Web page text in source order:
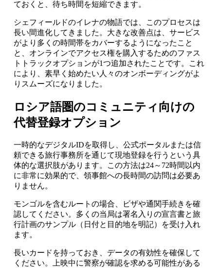
ておくと、待ち時間を短縮できます。
シェフィールドのイレナの物語では、このプロセスは
長い間進化してきました。大きな改善点は、サービス
がより多くの時間帯をカバーするようになったこと
と、オンラインでアクセス権を購入するためのファス
トトラックオプションが1つ追加されたことです。これ
により、素早く始めたい人々のオンボーディングがよ
りスムーズになりました。
ロシア語圏のコミュニティ向けの
代替登録オプション
一時的なデジタルIDを取得し、公式ポータルまたは信
頼できる旅行事務所を通じて現地登録を行うという具
体的な選択肢があります。この方法は24～72時間以内
に非常に効果的で、領事館への長時間の訪問は必要あ
りません。
モンゴルを含むルートの場合、ビザや通関手続きを確
認してください。多くの当局は署名入りの宣言書と旅
行計画のサンプル（日付と目的地を明記）を受け入れ
ます。
長いカードを持っておき、データの有効性を確保して
ください。上映中に警察が確認を求める可能性がある